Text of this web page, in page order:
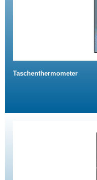
Taschenthermometer